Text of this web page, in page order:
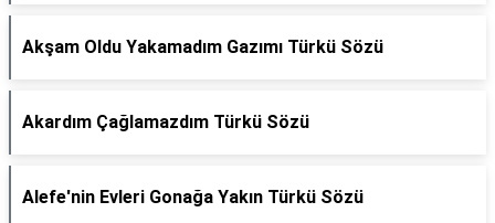
Akşam Oldu Yakamadım Gazımı Türkü Sözü
Akardım Çağlamazdım Türkü Sözü
Alefe'nin Evleri Gonağa Yakın Türkü Sözü